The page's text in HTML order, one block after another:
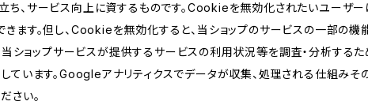
ち、サービス向上に資するものです。Cookieを無効化されたいユーザ
ます。但し、Cookieを無効化すると、当ショップのサービスの一部の
、当ショップサービスが提供するサービスの利用状況等を調査・分析
しています。Googleアナリティクスでデータが収集、処理される仕組み
さい。